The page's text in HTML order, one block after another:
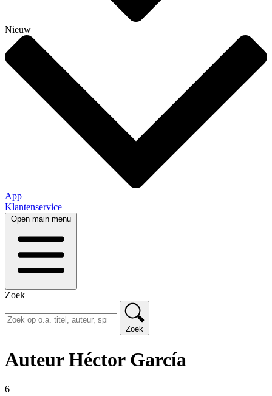
Nieuw
App
Klantenservice
Open main menu
Zoek
Zoek
Auteur Héctor García
6